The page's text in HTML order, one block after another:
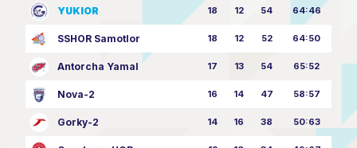
YUKIOR 18 12 54 64:46
SSHOR Samotlor 18 12 52 64:50
Antorcha Yamal 17 13 54 65:52
Nova-2 16 14 47 58:57
Gorky-2 14 16 38 50:63